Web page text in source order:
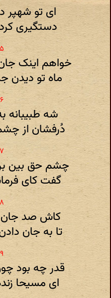
ای تو شهپر
دستگیری
خواهم اینک
ماه تو
شه طبیبانه
دُرفشان از
چشم حق بین
گفت کای
کاش صد جان
تا به جان
قدر چه بود
ای مسیحا